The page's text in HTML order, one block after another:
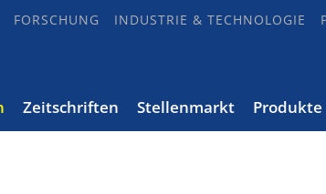
FORSCHUNG INDUSTRIE & TECHNOLOGIE
Zeitschriften Stellenmarkt Produkte